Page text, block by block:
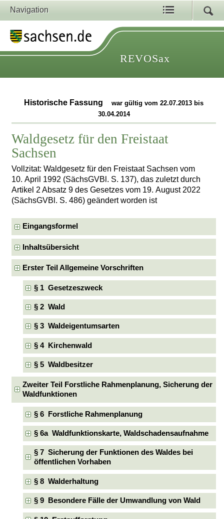
Navigation
REVOSax
Historische Fassung
war gültig vom 22.07.2013 bis
30.04.2014
Waldgesetz für den Freistaat
Sachsen
Vollzitat: Waldgesetz für den Freistaat Sachsen vom
10. April 1992 (SächsGVBl. S. 137), das zuletzt durch
Artikel 2 Absatz 9 des Gesetzes vom 19. August 2022
(SächsGVBl. S. 486) geändert worden ist
Eingangsformel
Inhaltsübersicht
Erster Teil Allgemeine Vorschriften
§ 1 Gesetzeszweck
§ 2 Wald
§ 3 Waldeigentumsarten
§ 4 Kirchenwald
§ 5 Waldbesitzer
Zweiter Teil Forstliche Rahmenplanung, Sicherung der
Waldfunktionen
§ 6 Forstliche Rahmenplanung
§ 6a Waldfunktionskarte, Waldschadensaufnahme
§ 7 Sicherung der Funktionen des Waldes bei
öffentlichen Vorhaben
§ 8 Walderhaltung
§ 9 Besondere Fälle der Umwandlung von Wald